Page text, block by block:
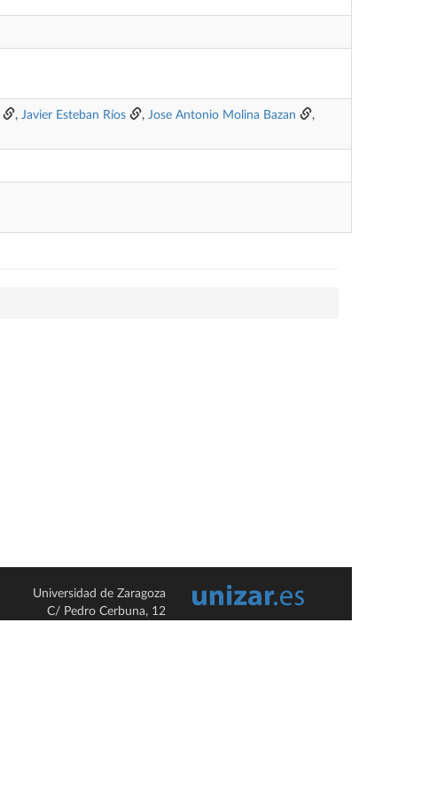
, Javier Esteban Ríos , Jose Antonio Molina Bazan
,
Universidad de Zaragoza
C/ Pedro Cerbuna, 12